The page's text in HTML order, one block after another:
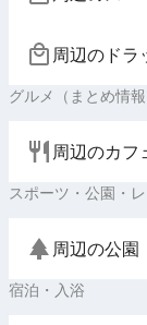
周辺のドラ
グルメ（まとめ情報
周辺のカフ
スポーツ・公園・
周辺の公園
宿泊・入浴